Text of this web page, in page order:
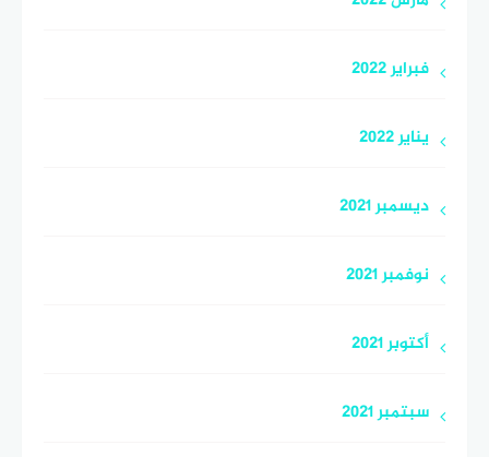
فبراير 2022
يناير 2022
ديسمبر 2021
نوفمبر 2021
أكتوبر 2021
سبتمبر 2021